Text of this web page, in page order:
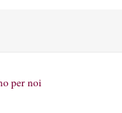
per noi